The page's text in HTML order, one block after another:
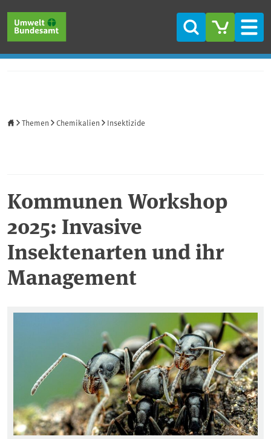
Suche
Themen Chemikalien Insektizide
Kommunen Workshop
2025: Invasive
Insektenarten und ihr
Management